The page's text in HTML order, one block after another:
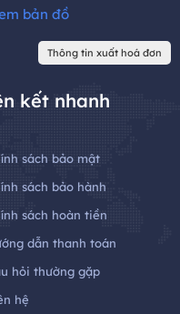
bản đồ
Thông tin xuất hoá đơn
kết nhanh
sách bảo mật
sách bảo hành
sách hoàn tiền
dẫn thanh toán
hỏi thường gặp
hệ